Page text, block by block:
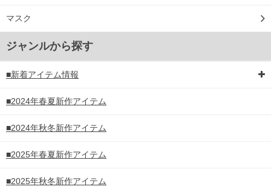
マスク
ジャンルから探す
■新着アイテム情報
■2024年春夏新作アイテム
■2024年秋冬新作アイテム
■2025年春夏新作アイテム
■2025年秋冬新作アイテム